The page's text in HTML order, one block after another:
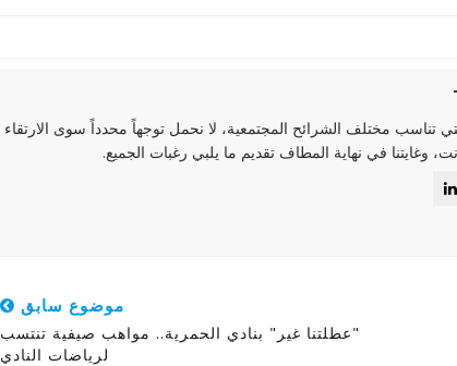
تناسب مختلف الشرائح المجتمعية، لا نحمل توجهاً محدداً سوى الارتقاء
وغايتنا في نهاية المطاف تقديم ما يلبي رغبات الجميع.
موضوع سابق
"عطلتنا غير" بنادي الحمرية.. مواهب صيفية تنتسب
لرياضات النادي